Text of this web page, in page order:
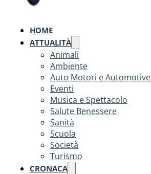
HOME
ATTUALITÀ
Animali
Ambiente
Auto Motori e Automotive
Eventi
Musica e Spettacolo
Salute Benessere
Sanità
Scuola
Società
Turismo
CRONACA